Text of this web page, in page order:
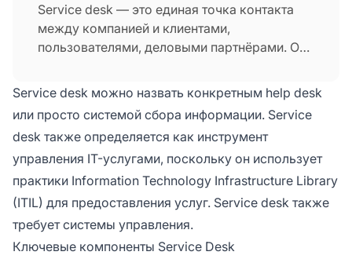
Service desk — это единая точка контакта
между компанией и клиентами,
пользователями, деловыми партнёрами. Он
предназначен для помощи пользователям с
запросами и проблемами. Одним из
важнейших компонентов service desk
является система IT-тикетов, которая
помогает организовать и отслеживать
запросы пользователей.
Service desk можно назвать конкретным help desk
или просто системой сбора информации. Service
desk также определяется как инструмент
управления IT-услугами, поскольку он использует
практики Information Technology Infrastructure Library
(ITIL) для предоставления услуг. Service desk также
требует системы управления.
Ключевые компоненты Service Desk